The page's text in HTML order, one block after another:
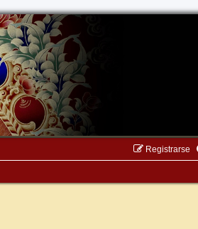
Registrarse